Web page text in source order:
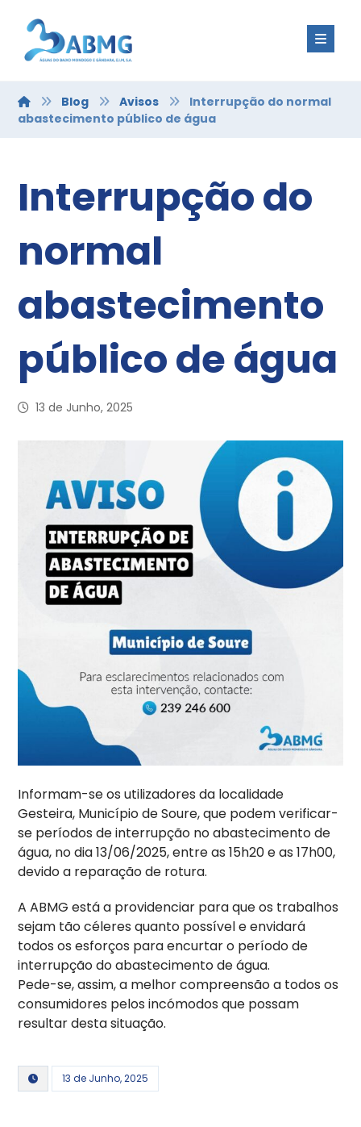
Blog Avisos
Interrupção do normal
abastecimento público de água
Interrupção do
normal
abastecimento
público de água
13 de Junho, 2025
Informam-se os utilizadores da localidade
Gesteira, Município de Soure, que podem verificar-
se períodos de interrupção no abastecimento de
água, no dia 13/06/2025, entre as 15h20 e as 17h00,
devido a reparação de rotura.
A ABMG está a providenciar para que os trabalhos
sejam tão céleres quanto possível e envidará
todos os esforços para encurtar o período de
interrupção do abastecimento de água.
Pede-se, assim, a melhor compreensão a todos os
consumidores pelos incómodos que possam
resultar desta situação.
13 de Junho, 2025